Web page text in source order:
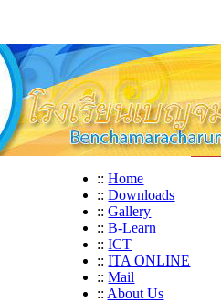
:: Home
:: Downloads
:: Gallery
:: B-Learn
:: ICT
:: ITA ONLINE
:: Mail
:: About Us